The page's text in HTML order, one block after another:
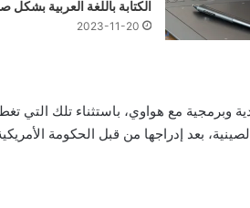
الكتابة باللغة العربية بشكل
2023-11-20
وبرمجية مع هواوي، باستثناء تلك التي
بعد إدراجها من قبل الحكومة